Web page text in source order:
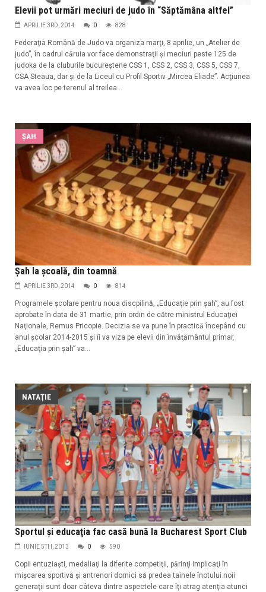
Elevii pot urmări meciuri de judo în “Săptămâna altfel”
APRILIE 3RD, 2014 0 828
Federaţia Română de Judo va organiza marţi, 8 aprilie, un „Atelier de
judo”, în cadrul căruia vor face demonstraţii şi meciuri peste 125 de
judoka de la cluburile bucureştene CSS 1, CSS 2, CSS 3, CSS 5, CSS 7,
CSA Steaua, dar şi de la Liceul cu Profil Sportiv „Mircea Eliade”. Acţiunea
va avea loc pe terenul al treilea...
ŞAH
Şah la şcoală, din toamnă
APRILIE 3RD, 2014 0 814
Programele şcolare pentru noua discpilină, „Educaţie prin şah”, au fost
aprobate în data de 31 martie, prin ordin de către ministrul Educaţiei
Naţionale, Remus Pricopie. Decizia se va pune în practică începând cu
anul şcolar 2014-2015 şi îi va viza pe elevii din învăţământul primar.
„Educaţia prin şah” va...
NATAŢIE
Sportul și educaţia fac casă bună la Bucharest Sport Club
IUNIE 5TH, 2013 0 590
Copii entuziaşti, medaliaţi la diferite competiţii, părinţi implicaţi în
mişcarea sportivă şi antrenori dornici să predea tainele înotului noii
generaţii sunt doar câteva dintre aspectele care îţi atrag atenţia atunci